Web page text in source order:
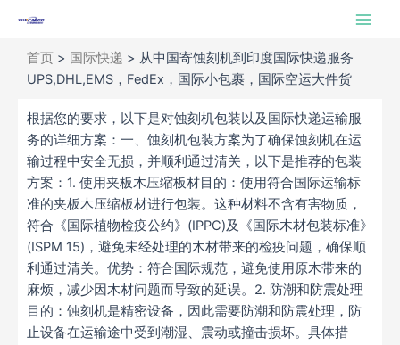
Main
首页 > 国际快递 > 从中国寄蚀刻机到印度国际快递服务
UPS,DHL,EMS，FedEx，国际小包裹，国际空运大件货
根据您的要求，以下是对蚀刻机包装以及国际快递运输服
务的详细方案：一、蚀刻机包装方案为了确保蚀刻机在运
输过程中安全无损，并顺利通过清关，以下是推荐的包装
方案：1. 使用夹板木压缩板材目的：使用符合国际运输标
准的夹板木压缩板材进行包装。这种材料不含有害物质，
符合《国际植物检疫公约》(IPPC)及《国际木材包装标准》
(ISPM 15)，避免未经处理的木材带来的检疫问题，确保顺
利通过清关。优势：符合国际规范，避免使用原木带来的
麻烦，减少因木材问题而导致的延误。2. 防潮和防震处理
目的：蚀刻机是精密设备，因此需要防潮和防震处理，防
止设备在运输途中受到潮湿、震动或撞击损坏。具体措